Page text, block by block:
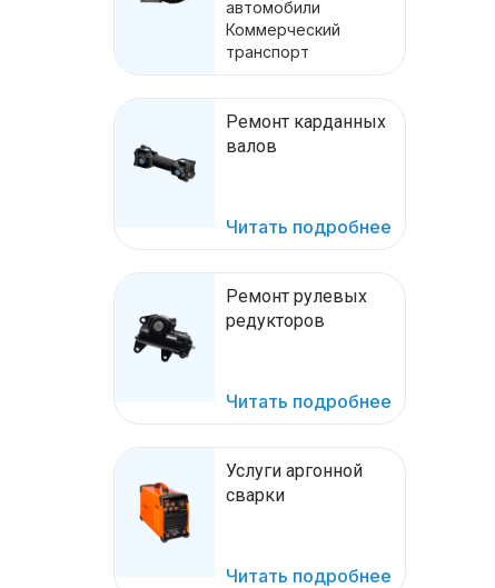
автомобили
Коммерческий
транспорт
Ремонт карданных
валов
Читать подробнее
Ремонт рулевых
редукторов
Читать подробнее
Услуги аргонной
сварки
Читать подробнее